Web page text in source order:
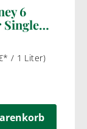
6
Single
/ 1 Liter)